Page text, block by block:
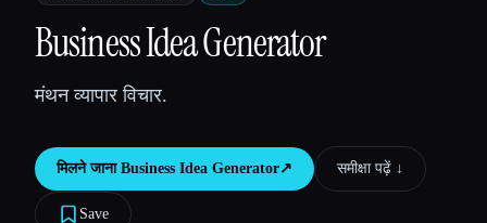
💻 डेवलपर्स 📈 मार्केटर्स
Business Idea Generator
मंथन व्यापार विचार.
मिलने जाना Business Idea Generator↗︎ समीक्षा पढ़ें ↓︎
Save